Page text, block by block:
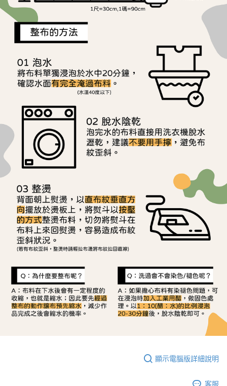
【注意事項】
１．透過由恩沛科技股份有限公司提供之「AFTEE先享後付」服務完成之交
易，需依本服務之必要範圍內提供個人資料，並將交易相關給付款項請求債
權轉讓予恩沛科技股份有限公司。
https://aftee.tw/terms/#terms3
３．未成年的使用者請事先徵得法定代理人或監護人之同意方可使用
「AFTEE先享後付」，若未經同意申辦者引起之損失，本公司不負相關責
任。
４．使用「AFTEE先享後付」時，將依據個別帳號之用戶狀況，依本公司即
時審查核予不同之上限額度；若仍有額度不足之情形，本公司將視審查結果
請求用戶進行身份認證。
５．嚴禁一人註冊多個帳號或使用他人資訊註冊。若發現惡意使用之情形，
恩沛科技股份有限公司將有權停止該用戶之使用額度並採取法律行動。
顯示電腦版詳細說明
客服